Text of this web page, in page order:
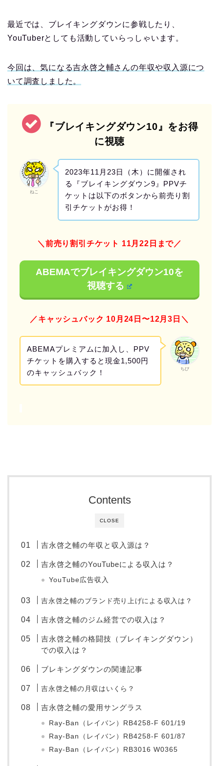
最近では、ブレイキングダウンに参戦したり、
YouTuberとしても活動していらっしゃいます。
今回は、気になる吉永啓之輔さんの年収や収入源につ
いて調査しました。
『ブレイキングダウン10』をお得
に視聴
ねこ
2023年11月23日（木）に開催され
る『ブレイキングダウン9』PPVチ
ケットは以下のボタンから前売り割
引チケットがお得！
＼前売り割引チケット 11月22日まで／
ABEMAでブレイキングダウン10を
視聴する
／キャッシュバック 10 月24日〜12月3日＼
ちび
ABEMAプレミアムに加入し、PPV
チケットを購入すると現金1,500円
のキャッシュバック！
CLOSE
Contents
吉永啓之輔の年収と収入源は？
吉永啓之輔のYouTubeによる収入は？
YouTube広告収入
吉永啓之輔のブランド売り上げによる収入は？
吉永啓之輔のジム経営での収入は？
吉永啓之輔の格闘技（ブレイキングダウン）
での収入は？
ブレキングダウンの関連記事
吉永啓之輔の月収はいくら？
吉永啓之輔の愛用サングラス
Ray-Ban（レイバン）RB4258-F 601/19
Ray-Ban（レイバン）RB4258-F 601/87
Ray-Ban（レイバン）RB3016 W0365